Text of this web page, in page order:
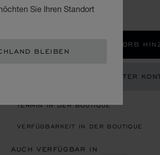
Sie Ihren Standort
BLEIBEN
ZUM WARENKORB
EINEN MARKENBOTSCHAFTER
TERMIN IN DER BOUTIQUE
VERFÜGBARKEIT IN DER BOUTIQUE
AUCH VERFÜGBAR IN